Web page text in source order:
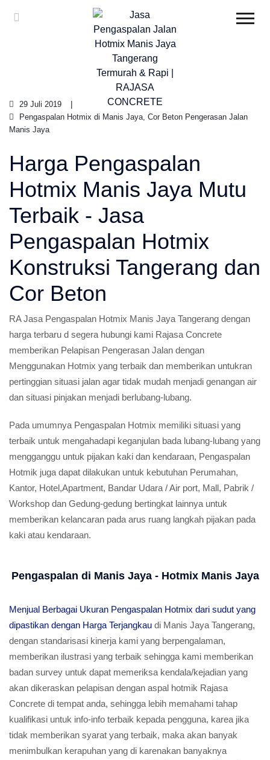
29 Juli 2019
Pengaspalan Hotmix di Manis Jaya, Cor Beton Pengerasan Jalan
Manis Jaya
Harga Pengaspalan
Hotmix Manis Jaya Mutu
Terbaik - Jasa
Pengaspalan Hotmix
Konstruksi Tangerang dan
Cor Beton
RA Jasa Pengaspalan Hotmix Manis Jaya Tangerang dengan
harga terbaru d segera hubungi kami Rajasa Concrete
memberikan Pelapisan Pengerasan Jalan dengan
Menggunakan Hotmix yang terbaik dan memberikan untukran
pertinggian situasi jalan agar tidak mudah menjadi genangan air
dan situasi pinjakan menjadi berlubang-lubang.
Pada umumnya Pengaspalan Hotmix memiliki situasi yang
terbaik untuk mengahadapi keganjulan bada lubang-lubang yang
mengganggu untuk pijakan kaki dan kendaraan, Pengaspalan
Hotmik juga dapat dilakukan untuk kebutuhan Perumahan,
Kantor, Hotel,Apartment, Bandar Udara / Air port, Mall, Pabrik /
Workshop dan Gedung-gedung bertingkat lainnya untuk
memberikan kelancaran pada arus ruang langkah pijakan pada
kaki atau kendaraan.
Pengaspalan di Manis Jaya - Hotmix Manis Jaya
Menjual Berbagai Ukuran Pengaspalan Hotmix dari sudut yang
dipastikan dengan Harga Terjangkau di Manis Jaya Tangerang,
dengan standarisasi kinerja kami yang berpengalaman,
memberikan ilustrasi yang terbaik sehingga kami memberikan
badan survey untuk dapat memeriksa kendala/kejadian yang
akan dikeraskan pelapisan dengan aspal hotmik Rajasa
Concrete di tempat anda, sehingga lebih memahami tahap
kualifikasi untuk info-info terbaik kepada pengguna, karea jika
tidak memberikan syarat yang terbaik, maka akan banyak
menimbulkan kerapuhan yang di karenakan banyaknya